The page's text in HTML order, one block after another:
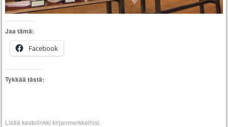
Jaa tämä:
Facebook
Tykkää tästä:
Lisääkestolinkki kirjanmerkkeihisi.